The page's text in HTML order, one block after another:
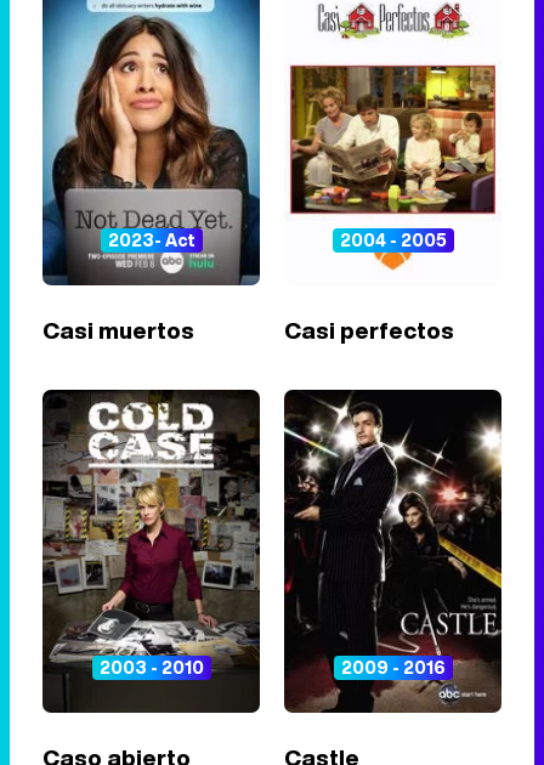
2023- Act
Casi muertos
2004 - 2005
Casi perfectos
2003 - 2010
Caso abierto
2009 - 2016
Castle